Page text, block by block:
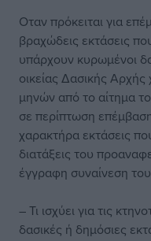
Οταν πρόκειται για
βραχώδεις εκτάσεις
υπάρχουν κυρωμένοι
οικείας Δασικής Αρχής
μηνών από το αίτημα
σε περίπτωση
χαρακτήρα εκτάσεις
διατάξεις του
έγγραφη συναίνεση του
– Τι ισχύει για τις
δασικές ή δημόσιες